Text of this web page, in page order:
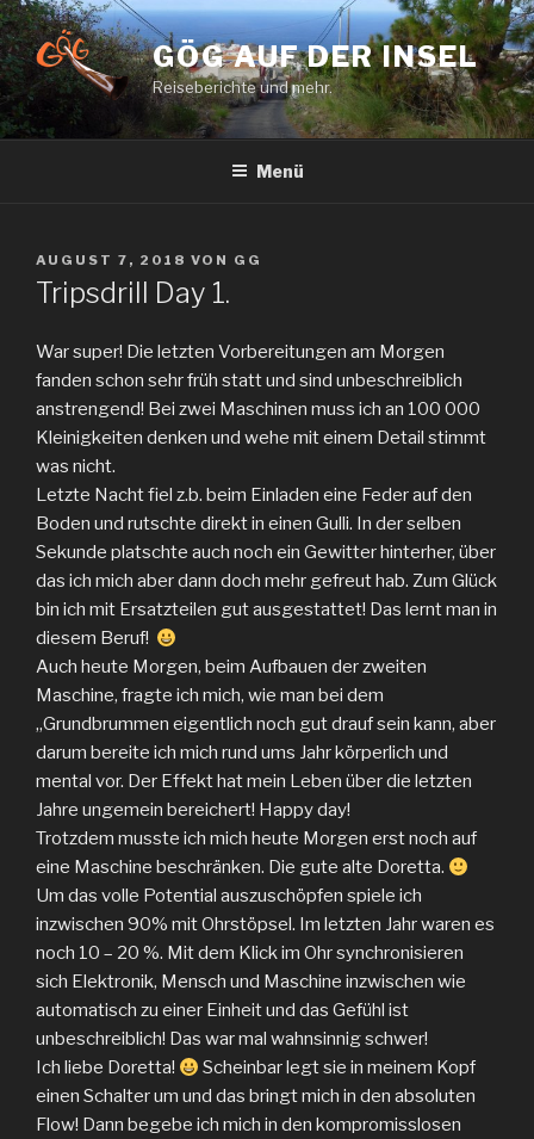
Zum
Inhalt
springen
GÖG AUF DER INSEL
Reiseberichte und mehr.
Menü
VERÖFFENTLICHT
AM
AUGUST 7, 2018 VON GG
Tripsdrill Day 1.
War super! Die letzten Vorbereitungen am Morgen
fanden schon sehr früh statt und sind unbeschreiblich
anstrengend! Bei zwei Maschinen muss ich an 100 000
Kleinigkeiten denken und wehe mit einem Detail stimmt
was nicht.
Letzte Nacht fiel z.b. beim Einladen eine Feder auf den
Boden und rutschte direkt in einen Gulli. In der selben
Sekunde platschte auch noch ein Gewitter hinterher, über
das ich mich aber dann doch mehr gefreut hab. Zum Glück
bin ich mit Ersatzteilen gut ausgestattet! Das lernt man in
diesem Beruf!
Auch heute Morgen, beim Aufbauen der zweiten
Maschine, fragte ich mich, wie man bei dem
„Grundbrummen eigentlich noch gut drauf sein kann, aber
darum bereite ich mich rund ums Jahr körperlich und
mental vor. Der Effekt hat mein Leben über die letzten
Jahre ungemein bereichert! Happy day!
Trotzdem musste ich mich heute Morgen erst noch auf
eine Maschine beschränken. Die gute alte Doretta.
Um das volle Potential auszuschöpfen spiele ich
inzwischen 90% mit Ohrstöpsel. Im letzten Jahr waren es
noch 10 – 20 %. Mit dem Klick im Ohr synchronisieren
sich Elektronik, Mensch und Maschine inzwischen wie
automatisch zu einer Einheit und das Gefühl ist
unbeschreiblich! Das war mal wahnsinnig schwer!
Ich liebe Doretta!
Scheinbar legt sie in meinem Kopf
einen Schalter um und das bringt mich in den absoluten
Flow! Dann begebe ich mich in den kompromisslosen